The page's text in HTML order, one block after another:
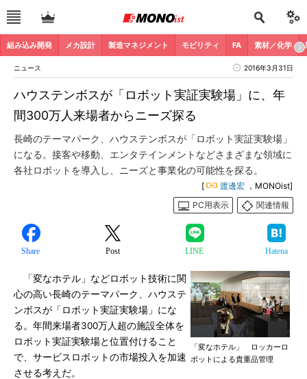
組み込み開発 メカ設計 製造マネジメント モビリティ FA 素材／化学
ニュース 2016年3月31日
ハウステンボスが「ロボット実証実験場」に、年
間300万人来場者からニーズ探る
長崎のテーマパーク、ハウステンボスが「ロボット実証実験場」
になる。接客や移動、エンタテインメントなどさまざまな領域に
各社ロボットを導入し、ニーズと事業化の可能性を探る。
[ 渡邊宏 ，MONOist]
PC用表示
関連情報
Share Post LINE Hatena
「変なホテル」 ロッカーロ
ボットによる貴重品管理
「変なホテル」などロボット技術に関
心の高い長崎のテーマパーク、ハウステ
ンボスが「ロボット実証実験場」にな
る。年間来場者300万人超の施設全体を
ロボット実証実験場と位置付けること
で、サービスロボットの市場投入を加速
させる考えだ。